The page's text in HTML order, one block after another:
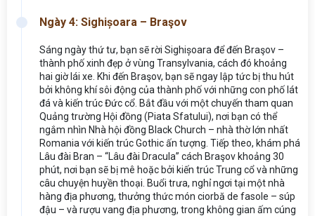
Ngày 4: Sighișoara – Braşov
Sáng ngày thứ tư, bạn sẽ rời Sighișoara để đến Braşov –
thành phố xinh đẹp ở vùng Transylvania, cách đó khoảng
hai giờ lái xe. Khi đến Braşov, bạn sẽ ngay lập tức bị thu hút
bởi không khí sôi động của thành phố với những con phố lát
đá và kiến trúc Đức cổ. Bắt đầu với một chuyến tham quan
Quảng trường Hội đồng (Piata Sfatului), nơi bạn có thể
ngắm nhìn Nhà hội đồng Black Church – nhà thờ lớn nhất
Romania với kiến trúc Gothic ấn tượng. Tiếp theo, khám phá
Lâu đài Bran – “Lâu đài Dracula” cách Braşov khoảng 30
phút, nơi bạn sẽ bị mê hoặc bởi kiến trúc Trung cổ và những
câu chuyện huyền thoại. Buổi trưa, nghỉ ngơi tại một nhà
hàng địa phương, thưởng thức món ciorbă de fasole – súp
đậu – và rượu vang địa phương, trong không gian ấm cúng